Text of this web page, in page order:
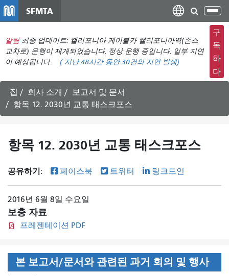
텐
츠
로
건
너
뛰
기
SFMTA
탐
색
메
뉴
전
환
알림 최종 업데이트: 캘리포니아 케이블카 캘리포니아역(존스
교차로) 운행이 재개되었습니다. 정상 운행 중입니다. 일부 지연
이 예상됩니다.
( 지난 48시간 동안30건의 지연 발생)
구
독
하
다
집 회사 소개
보고서 및 문서
항목 12. 2030년 교통 태스크포스
항목 12. 2030년 교통 태스크포스
공유하기: 페이스북 트위터 링크드인
2016년 6월 8일 수요일
보충 자료
프레젠테이션 PDF
본 보고서/문서와 관련된 과거 회의 및 행사